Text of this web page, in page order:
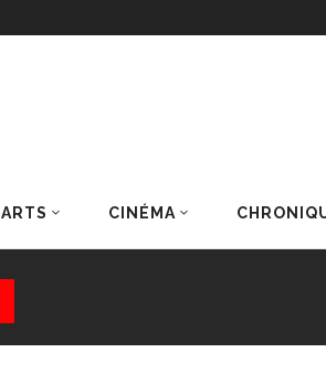
ARTS CINÉMA